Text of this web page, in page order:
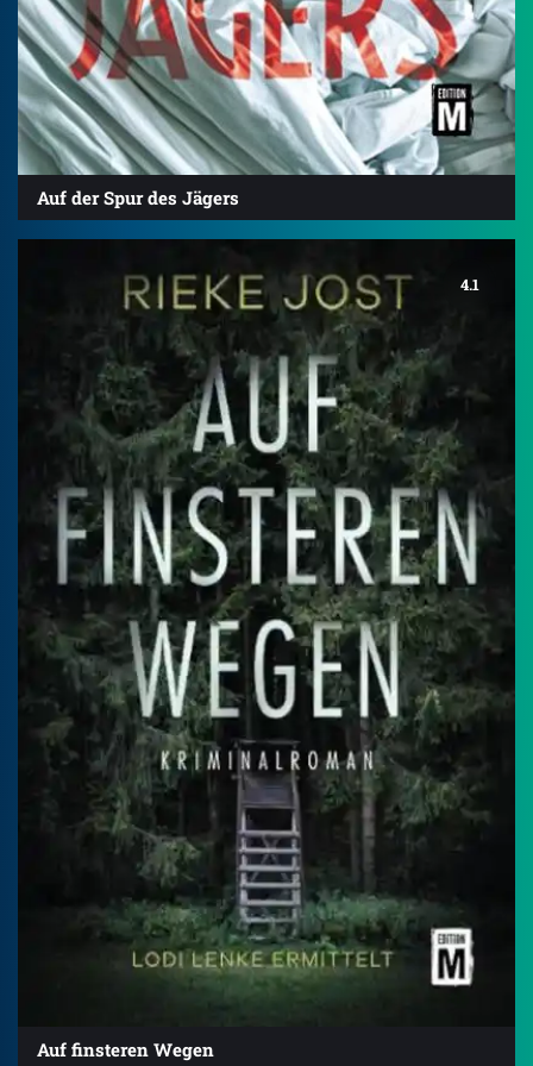
Auf der Spur des Jägers
4.1
Auf finsteren Wegen